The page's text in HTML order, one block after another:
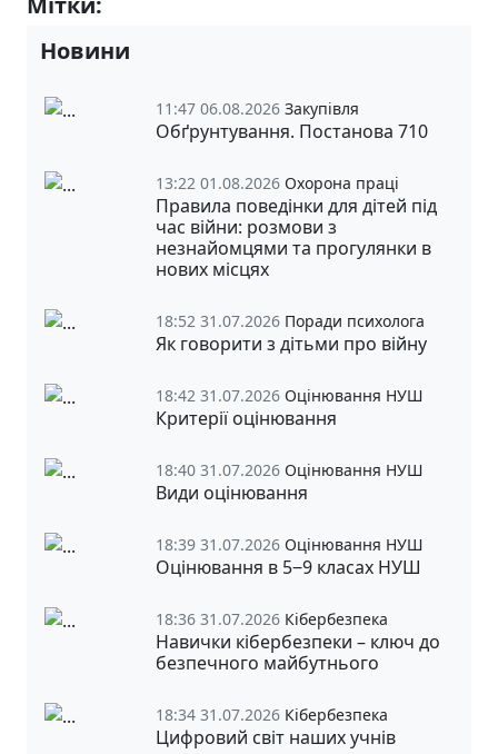
Новини
11:47 06.08.2026 Закупівля
Обґрунтування. Постанова 710
13:22 01.08.2026 Охорона праці
Правила поведінки для дітей під
час війни: розмови з
незнайомцями та прогулянки в
нових місцях
18:52 31.07.2026 Поради психолога
Як говорити з дітьми про війну
18:42 31.07.2026 Оцінювання НУШ
Критерії оцінювання
18:40 31.07.2026 Оцінювання НУШ
Види оцінювання
18:39 31.07.2026 Оцінювання НУШ
Оцінювання в 5‒9 класах НУШ
18:36 31.07.2026 Кібербезпека
Навички кібербезпеки – ключ до
безпечного майбутнього
18:34 31.07.2026 Кібербезпека
Цифровий світ наших учнів